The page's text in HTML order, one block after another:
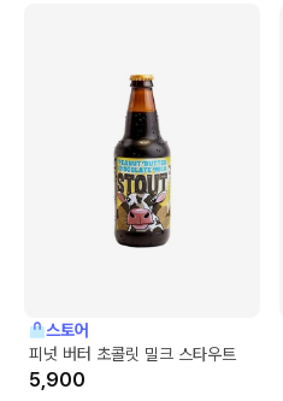
스토어
피넛 버터 초콜릿 밀크 스타우트
5,900